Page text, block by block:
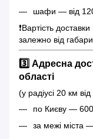
шафи — від
❗️Вартість
залежно від
3️⃣ Адресна
області
(у радіусі 20 км
по Києву —
за межі міста